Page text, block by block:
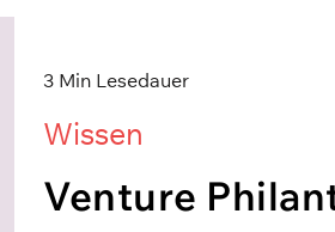
3 Min Lesedauer
Wissen
Venture